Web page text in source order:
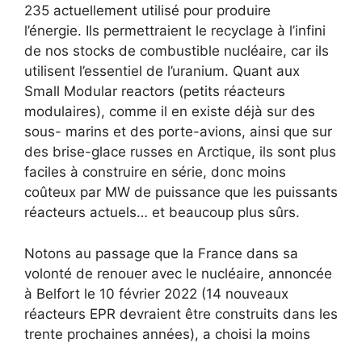
235 actuellement utilisé pour produire
l’énergie. Ils permettraient le recyclage à l’infini
de nos stocks de combustible nucléaire, car ils
utilisent l’essentiel de l’uranium. Quant aux
Small Modular reactors (petits réacteurs
modulaires), comme il en existe déjà sur des
sous- marins et des porte-avions, ainsi que sur
des brise-glace russes en Arctique, ils sont plus
faciles à construire en série, donc moins
coûteux par MW de puissance que les puissants
réacteurs actuels… et beaucoup plus sûrs.
Notons au passage que la France dans sa
volonté de renouer avec le nucléaire, annoncée
à Belfort le 10 février 2022 (14 nouveaux
réacteurs EPR devraient être construits dans les
trente prochaines années), a choisi la moins